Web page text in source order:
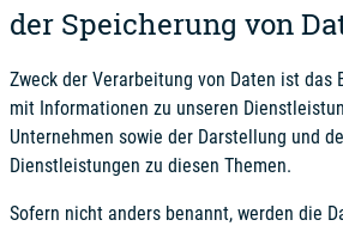
der Speicherung von
Zweck der Verarbeitung von Daten ist das
mit Informationen zu unseren
Unternehmen sowie der Darstellung und
Dienstleistungen zu diesen Themen.
Sofern nicht anders benannt, werden die